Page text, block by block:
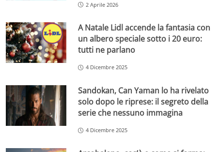
2 Aprile 2026
A Natale Lidl accende la fantasia con
un albero speciale sotto i 20 euro:
tutti ne parlano
4 Dicembre 2025
Sandokan, Can Yaman lo ha rivelato
solo dopo le riprese: il segreto della
serie che nessuno immagina
4 Dicembre 2025